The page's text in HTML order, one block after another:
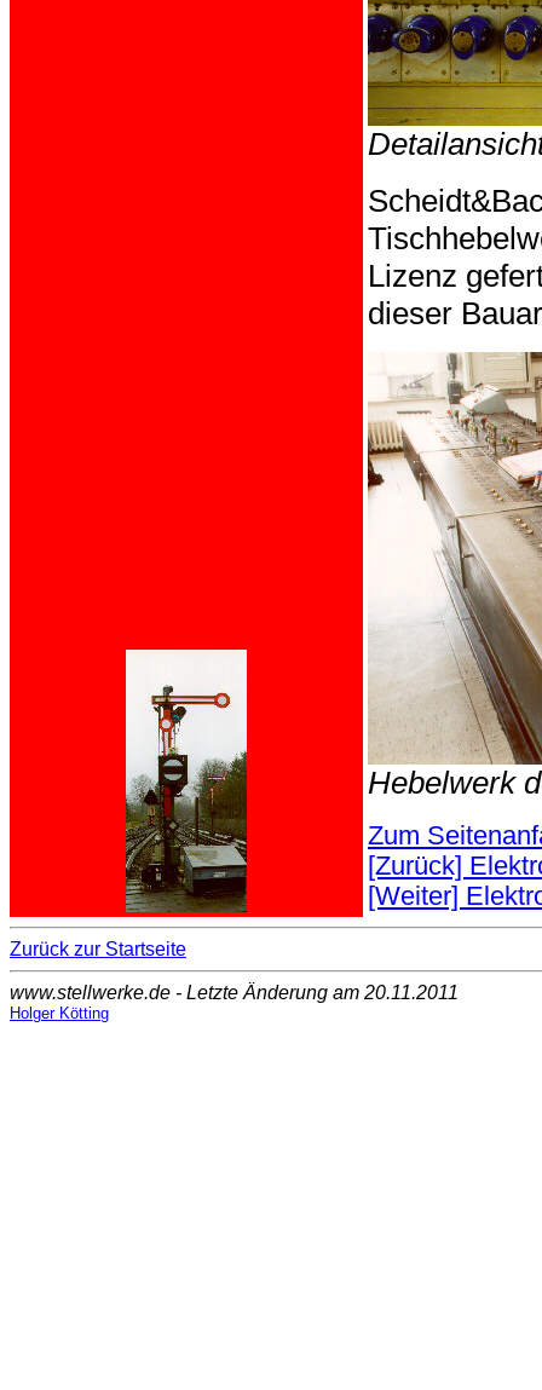
Lizenz
dieser
Hebelwerk
Zum
[Zurück]
[Weiter]
Zurück zur Startseite
www.stellwerke.de - Letzte Änderung am 20.11.2011
Holger Kötting